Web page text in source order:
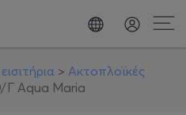
> Ακτοπλοϊκές
Γ Aqua Maria